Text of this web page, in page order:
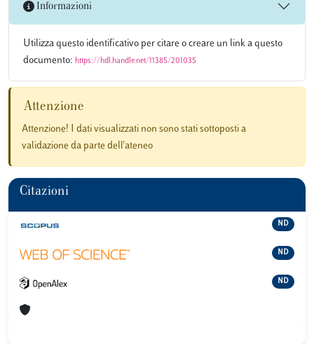
Informazioni
Utilizza questo identificativo per citare o creare un link a questo
documento: https://hdl.handle.net/11385/201035
Attenzione
Attenzione! I dati visualizzati non sono stati sottoposti a
validazione da parte dell'ateneo
Citazioni
ND
ND
ND